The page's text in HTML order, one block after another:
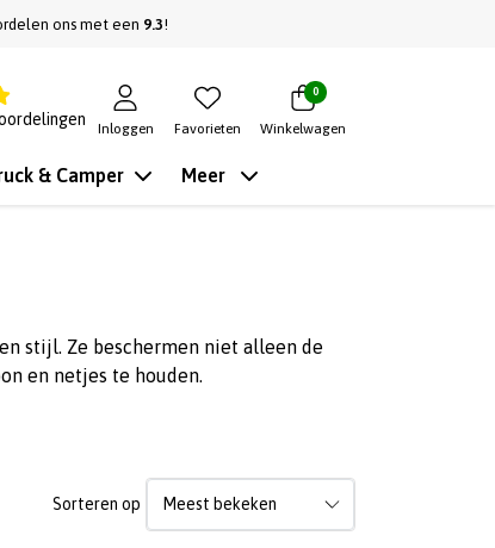
ons met een 9.3!
Inloggen Favorieten
0
Winkelwagen
& Camper Meer
stijl. Ze beschermen niet alleen de
en netjes te houden.
Sorteren op